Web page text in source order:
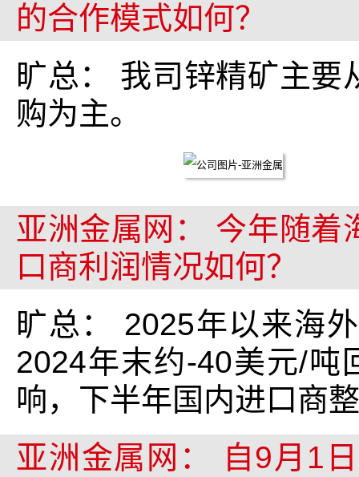
的合作模式如何？
旷总： 我司锌精矿主
购为主。
亚洲金属网： 今年随着
口商利润情况如何？
旷总： 2025年以来海
2024年末约-40美元/吨
响，下半年国内进口商
亚洲金属网： 自9月1